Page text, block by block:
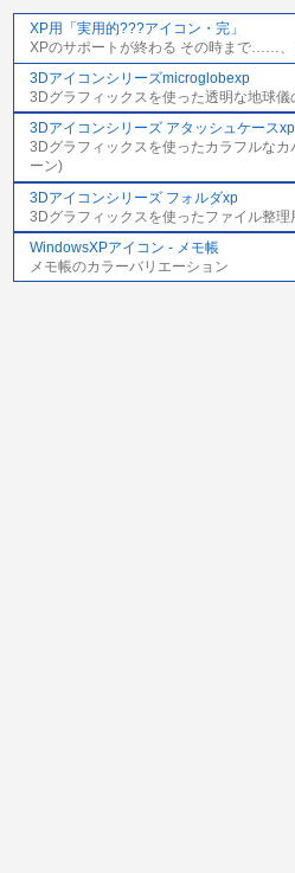
XP用「実用的???アイコン・完」
XPのサポートが終わる その時まで……
3Dアイコンシリーズmicroglobexp
3Dグラフィックスを使った透明な地球
3Dアイコンシリーズ アタッシュケースxp
3Dグラフィックスを使ったカラフルな
ーン)
3Dアイコンシリーズ フォルダxp
3Dグラフィックスを使ったファイル整
WindowsXPアイコン - メモ帳
メモ帳のカラーバリエーション